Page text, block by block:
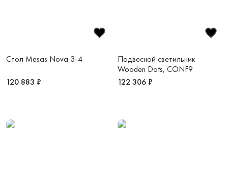
Стол Mesas Nova 3-4
120 883 ₽
Подвесной светильник
Wooden Dots, CONF9
122 306 ₽